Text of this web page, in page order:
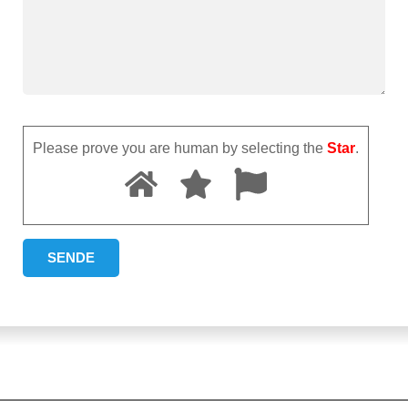
Please prove you are human by selecting the Star.